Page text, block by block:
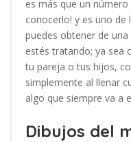
es más que un
conocerlo! y es uno
puedes obtener de
estés tratando; ya sea
tu pareja o tus hijos,
simplemente al llenar
algo que siempre va a
Dibujos del